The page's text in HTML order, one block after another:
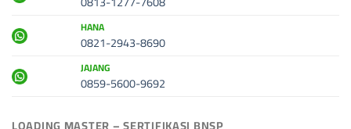
HANA
0821-2943-8690
JAJANG
0859-5600-9692